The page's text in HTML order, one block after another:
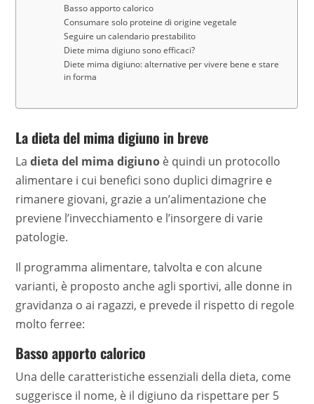
Basso apporto calorico
Consumare solo proteine di origine vegetale
Seguire un calendario prestabilito
Diete mima digiuno sono efficaci?
Diete mima digiuno: alternative per vivere bene e stare
in forma
La dieta del mima digiuno in breve
Ladieta del mima digiuno è quindi un protocollo
alimentare i cui benefici sono duplici dimagrire e
rimanere giovani, grazie a un’alimentazione che
previene l’invecchiamento e l’insorgere di varie
patologie.
Il programma alimentare, talvolta e con alcune
varianti, è proposto anche agli sportivi, alle donne in
gravidanza o ai ragazzi, e prevede il rispetto di regole
molto ferree:
Basso apporto calorico
Una delle caratteristiche essenziali della dieta, come
suggerisce il nome, è il digiuno da rispettare per 5